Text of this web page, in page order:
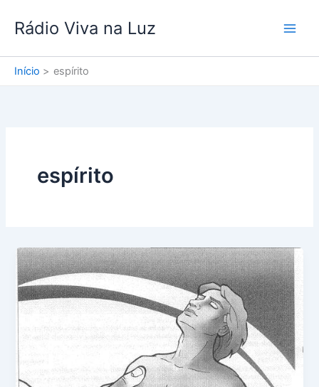
para
conteúdo
Rádio Viva na Luz
Início espírito
espírito